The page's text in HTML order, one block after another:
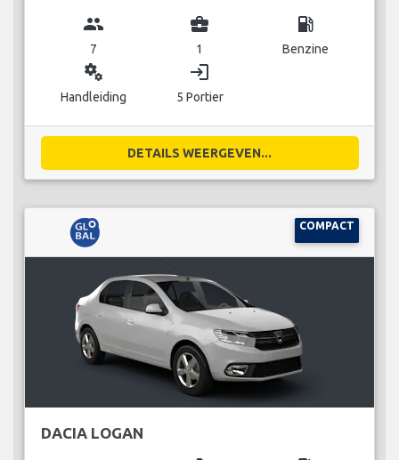
group
7
business_center
1
local_gas_station
Benzine
miscellaneous_services
Handleiding
login
5 Portier
DETAILS WEERGEVEN...
COMPACT
DACIA LOGAN